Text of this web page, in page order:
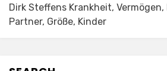
Dirk Steffens Krankheit,
Partner, Größe, Kinder